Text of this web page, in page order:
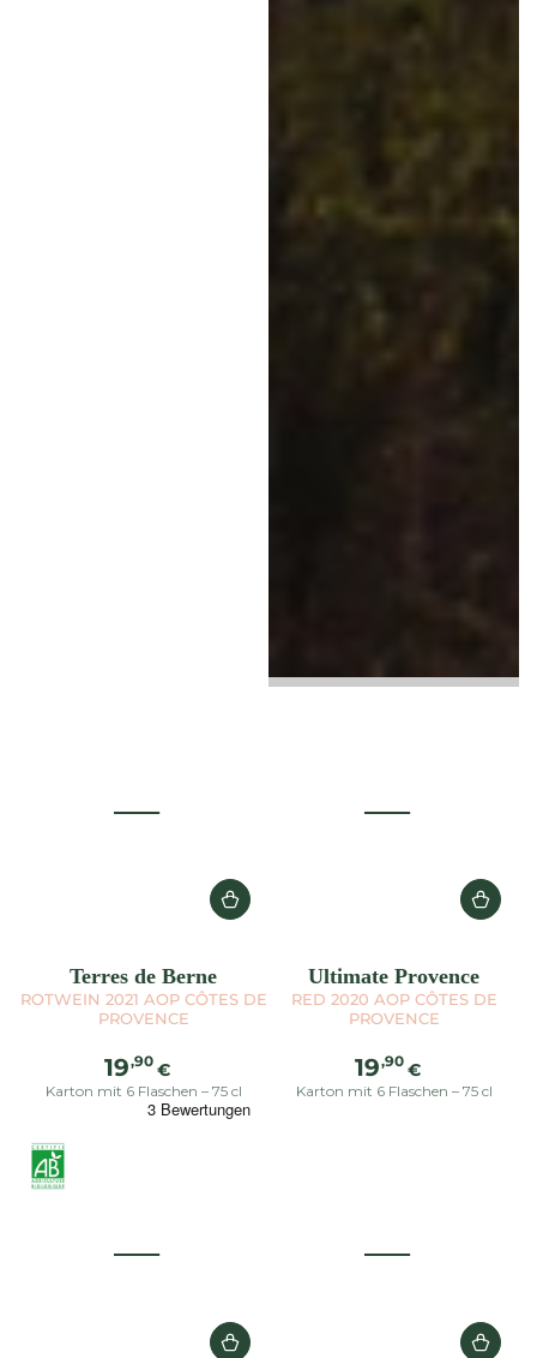
Terres de Berne
ROTWEIN 2021 AOP CÔTES DE
PROVENCE
Regulärer
Preis
19,90 €
Karton mit 6 Flaschen – 75 cl
Ultimate Provence
RED 2020 AOP CÔTES DE
PROVENCE
Regulärer
Preis
19,90 €
Karton mit 6 Flaschen – 75 cl